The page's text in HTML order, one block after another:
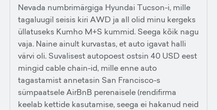
Nevada numbrimärgiga Hyundai Tucson-i, mille
tagaluugil seisis kiri AWD ja all olid minu kergeks
üllatuseks Kumho M+S kummid. Seega kõik nagu
vaja. Naine ainult kurvastas, et auto igavat halli
värvi oli. Suvalisest autopoest ostsin 40 USD eest
mingid cable chain-id, mille enne auto
tagastamist annetasin San Francisco-s
sümpaatsele AirBnB perenaisele (rendifirma
keelab kettide kasutamise, seega ei hakanud neid